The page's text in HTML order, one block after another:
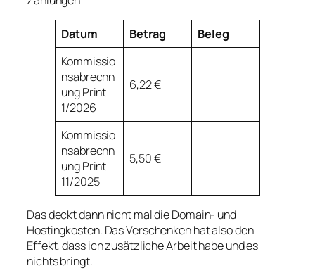
Datum Betrag
Beleg
Kommissio
nsabrechn
ung Print
1/2026
6,22 €
Kommissio
nsabrechn
ung Print
11/2025
5,50 €
Das deckt dann nicht mal die Domain- und
Hostingkosten. Das Verschenken hat also den
Effekt, dass ich zusätzliche Arbeit habe und es
nichts bringt.